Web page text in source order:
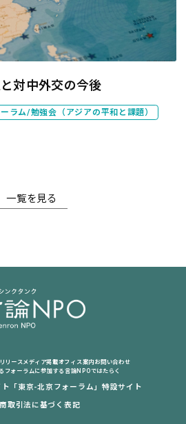
対中外交の今後
ラム/勉強会（アジアの平和と課題）
一覧を見る
リース メディア掲載オフィス案内 お問い合わせ
フォーラムに参加する 言論NPOではたらく
ト
「東京-北京フォーラム」特設サイト
取引法に基づく表記